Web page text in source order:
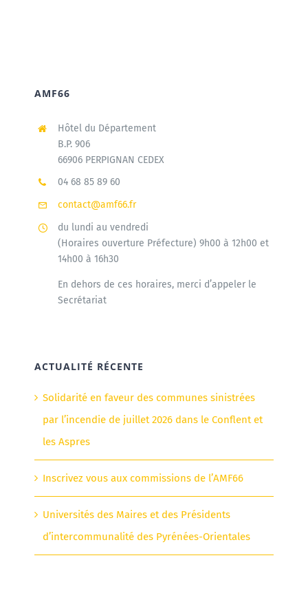
AMF66
Hôtel du Département
B.P. 906
66906 PERPIGNAN CEDEX
04 68 85 89 60
contact@amf66.fr
du lundi au vendredi
(Horaires ouverture Préfecture) 9h00 à 12h00 et
14h00 à 16h30
En dehors de ces horaires, merci d’appeler le
Secrétariat
ACTUALITÉ RÉCENTE
Solidarité en faveur des communes sinistrées
par l’incendie de juillet 2026 dans le Conflent et
les Aspres
Inscrivez vous aux commissions de l’AMF66
Universités des Maires et des Présidents
d’intercommunalité des Pyrénées-Orientales